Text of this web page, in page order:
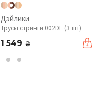
Дэйлики
Трусы стринги 002DE (3 шт)
1 549 ₴